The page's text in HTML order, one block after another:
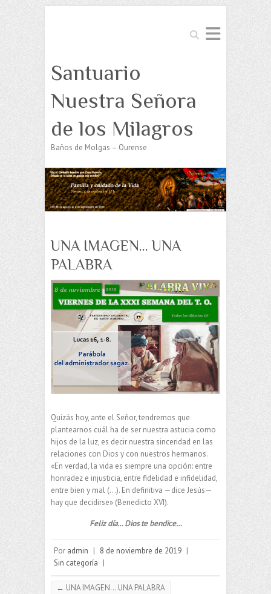
Buscar
Santuario
Nuestra Señora
de los Milagros
Baños de Molgas – Ourense
UNA IMAGEN… UNA
PALABRA
Quizás hoy, ante el Señor, tendremos que
plantearnos cuál ha de ser nuestra astucia como
hijos de la luz, es decir nuestra sinceridad en las
relaciones con Dios y con nuestros hermanos.
«En verdad, la vida es siempre una opción: entre
honradez e injusticia, entre fidelidad e infidelidad,
entre bien y mal (…). En definitiva —dice Jesús—
hay que decidirse» (Benedicto XVI).
Feliz día… Dios te bendice…
Por admin | 8 de noviembre de 2019 |
Sin categoría |
← UNA IMAGEN… UNA PALABRA